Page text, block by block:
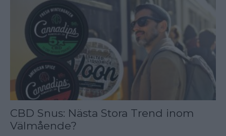
CBD Snus: Nästa Stora Trend inom
Välmående?